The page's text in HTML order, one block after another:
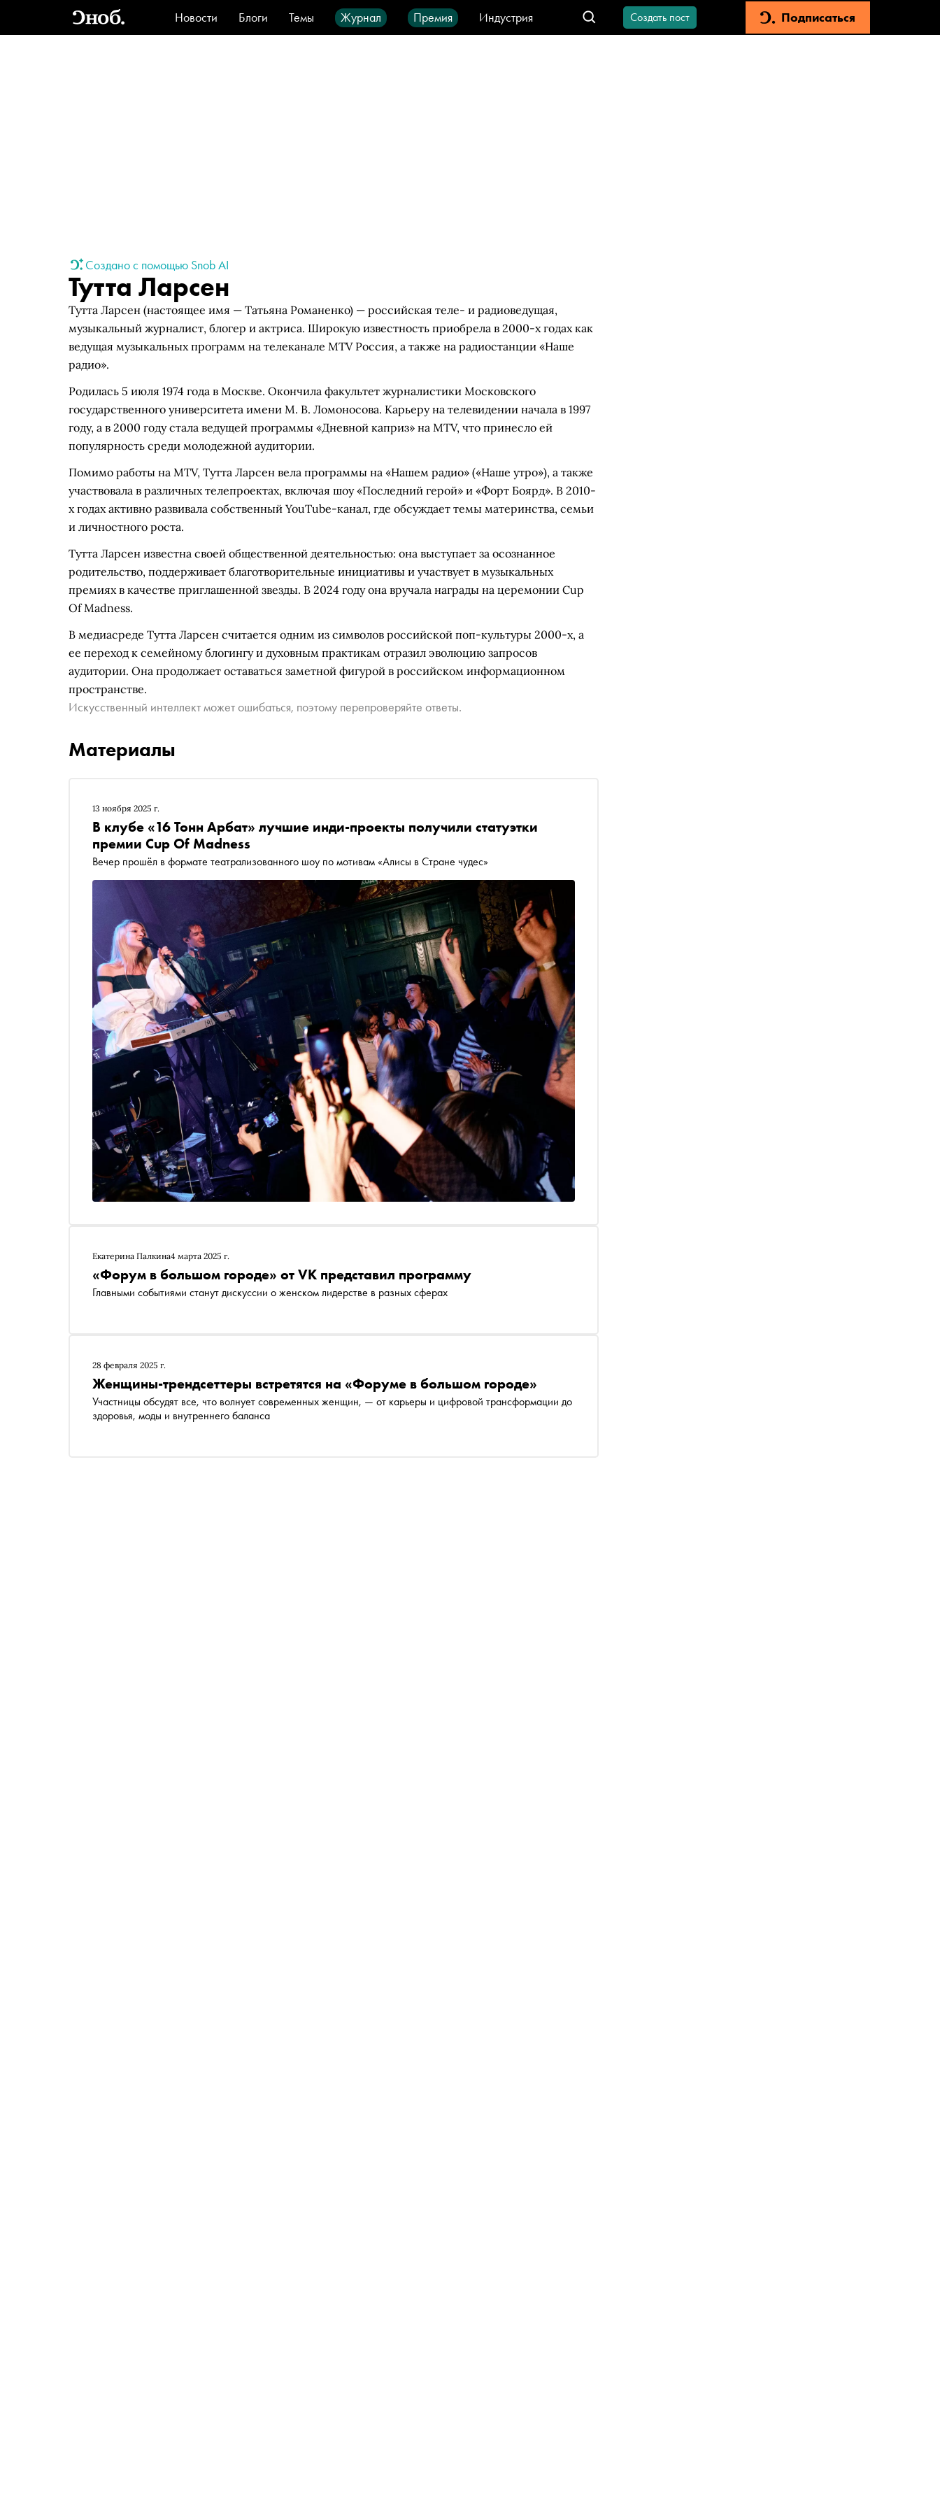
Новости Блоги Темы Журнал Премия
Индустрия
Стиль
Видео Город IT-продукты
Создать пост Подписаться
Создано с помощью Snob AI
Тутта Ларсен
Тутта Ларсен (настоящее имя — Татьяна Романенко) — российская теле- и радиоведущая,
музыкальный журналист, блогер и актриса. Широкую известность приобрела в 2000-х годах как
ведущая музыкальных программ на телеканале MTV Россия, а также на радиостанции «Наше
радио».
Родилась 5 июля 1974 года в Москве. Окончила факультет журналистики Московского
государственного университета имени М. В. Ломоносова. Карьеру на телевидении начала в 1997
году, а в 2000 году стала ведущей программы «Дневной каприз» на MTV, что принесло ей
популярность среди молодежной аудитории.
Помимо работы на MTV, Тутта Ларсен вела программы на «Нашем радио» («Наше утро»), а также
участвовала в различных телепроектах, включая шоу «Последний герой» и «Форт Боярд». В 2010-
х годах активно развивала собственный YouTube-канал, где обсуждает темы материнства, семьи
и личностного роста.
Тутта Ларсен известна своей общественной деятельностью: она выступает за осознанное
родительство, поддерживает благотворительные инициативы и участвует в музыкальных
премиях в качестве приглашенной звезды. В 2024 году она вручала награды на церемонии Cup
Of Madness.
В медиасреде Тутта Ларсен считается одним из символов российской поп-культуры 2000-х, а
ее переход к семейному блогингу и духовным практикам отразил эволюцию запросов
аудитории. Она продолжает оставаться заметной фигурой в российском информационном
пространстве.
Искусственный интеллект может ошибаться, поэтому перепроверяйте ответы.
Материалы
13 ноября 2025 г.
В клубе «16 Тонн Арбат» лучшие инди-проекты получили статуэтки
премии Cup Of Madness
Вечер прошёл в формате театрализованного шоу по мотивам «Алисы в Стране чудес»
Екатерина Палкина4 марта 2025 г.
«Форум в большом городе» от VK представил программу
Главными событиями станут дискуссии о женском лидерстве в разных сферах
28 февраля 2025 г.
Женщины-трендсеттеры встретятся на «Форуме в большом городе»
Участницы обсудят все, что волнует современных женщин, — от карьеры и цифровой трансформации до
здоровья, моды и внутреннего баланса